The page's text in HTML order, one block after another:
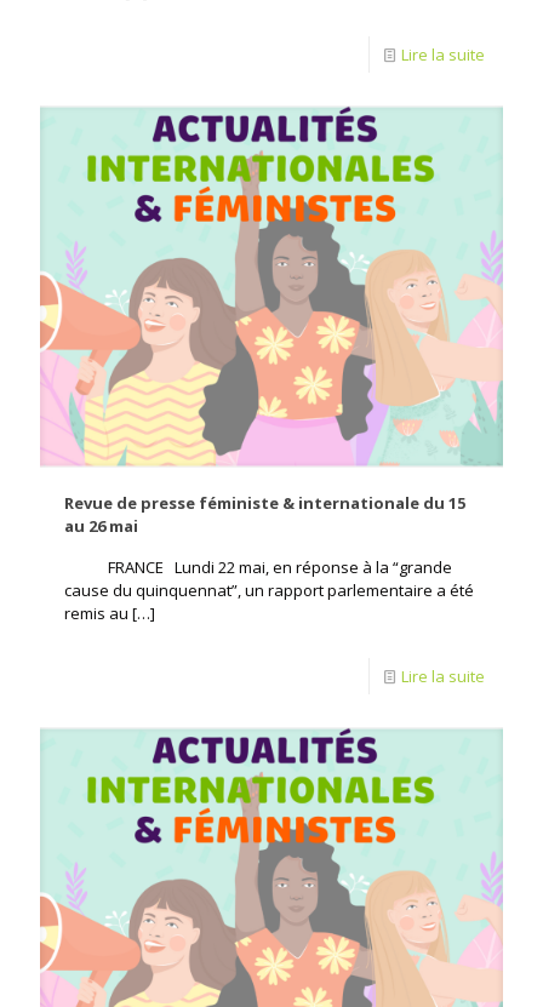
Lire la suite
Revue de presse féministe & internationale du 15
au 26 mai
FRANCE Lundi 22 mai, en réponse à la “grande
cause du quinquennat”, un rapport parlementaire a été
remis au […]
Lire la suite